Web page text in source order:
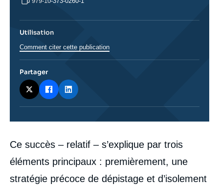
Corps
analyses
Ce succès – relatif – s’explique par trois
éléments principaux : premièrement, une
stratégie précoce de dépistage et d’isolement
Utilisation
Comment citer cette publication
Partager